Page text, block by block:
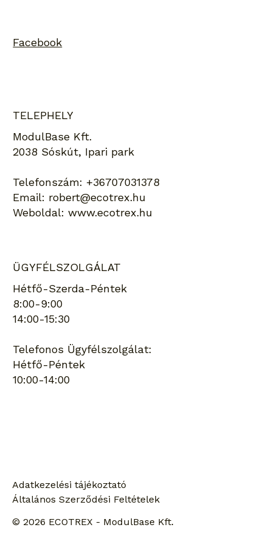
Facebook
TELEPHELY
ModulBase Kft.
2038 Sóskút, Ipari park
Telefonszám: +36707031378
Email: robert@ecotrex.hu
Weboldal:www.ecotrex.hu
ÜGYFÉLSZOLGÁLAT
Hétfő-Szerda-Péntek
8:00-9:00
14:00-15:30
Telefonos Ügyfélszolgálat:
Hétfő-Péntek
10:00-14:00
Adatkezelési tájékoztató
Általános Szerződési Feltételek
© 2026 ECOTREX - ModulBase Kft.